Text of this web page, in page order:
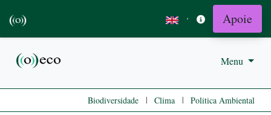
· Apoie
Menu
Biodiversidade | Clima | Politica Ambiental